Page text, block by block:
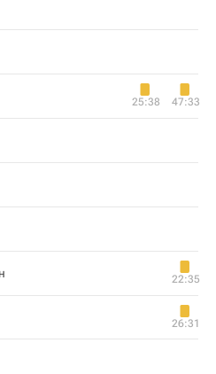
25:38 47:33
22:35
26:31